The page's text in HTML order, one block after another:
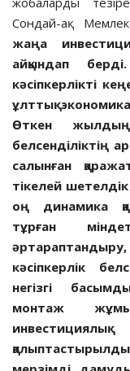
Сондай-ақ
жаңа
айқындап
кәсіпкерлікті
ұлттық
Өткен жылдың
белсенділіктің
салынған
тікелей
оң динамика
тұрған
әртараптандыру,
кәсіпкерлік
негізгі
монтаж